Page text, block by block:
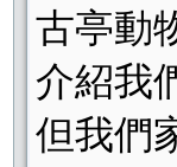
古亭動
介紹我
但我們